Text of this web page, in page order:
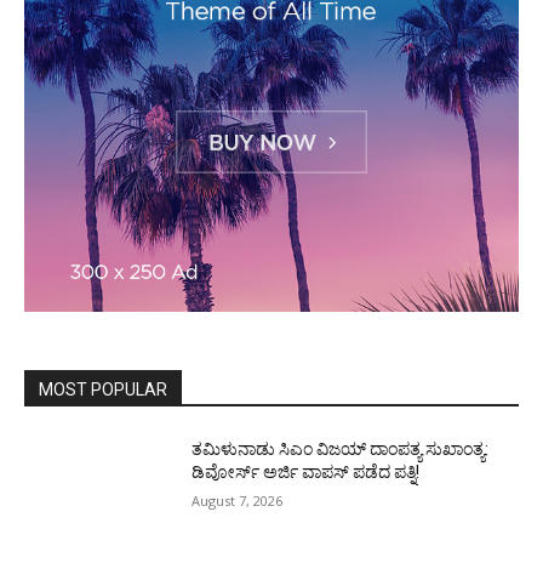
MOST POPULAR
ತಮಿಳುನಾಡು ಸಿಎಂ ವಿಜಯ್‌ ದಾಂಪತ್ಯ ಸುಖಾಂತ್ಯ:
ಡಿವೋರ್ಸ್‌ ಅರ್ಜಿ ವಾಪಸ್‌ ಪಡೆದ ಪತ್ನಿ!
August 7, 2026